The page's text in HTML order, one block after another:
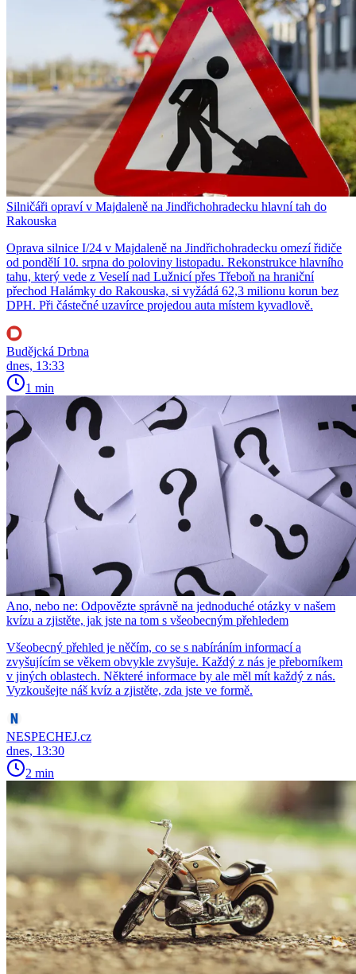
Silničáři opraví v Majdaleně na Jindřichohradecku hlavní tah do
Rakouska
Oprava silnice I/24 v Majdaleně na Jindřichohradecku omezí řidiče
od pondělí 10. srpna do poloviny listopadu. Rekonstrukce hlavního
tahu, který vede z Veselí nad Lužnicí přes Třeboň na hraniční
přechod Halámky do Rakouska, si vyžádá 62,3 milionu korun bez
DPH. Při částečné uzavírce projedou auta místem kyvadlově.
Budějcká Drbna
dnes, 13:33
1 min
Ano, nebo ne: Odpovězte správně na jednoduché otázky v našem
kvízu a zjistěte, jak jste na tom s všeobecným přehledem
Všeobecný přehled je něčím, co se s nabíráním informací a
zvyšujícím se věkem obvykle zvyšuje. Každý z nás je přeborníkem
v jiných oblastech. Některé informace by ale měl mít každý z nás.
Vyzkoušejte náš kvíz a zjistěte, zda jste ve formě.
NESPECHEJ.cz
dnes, 13:30
2 min